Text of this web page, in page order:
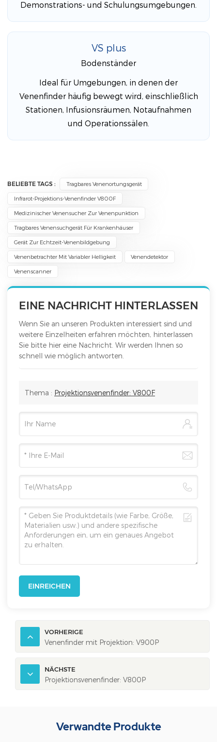
Demonstrations- und Schulungsumgebungen.
VS plus
Bodenständer
Ideal für Umgebungen, in denen der
Venenfinder häufig bewegt wird, einschließlich
Stationen, Infusionsräumen, Notaufnahmen
und Operationssälen.
BELIEBTE TAGS : Tragbares Venenortungsgerät
Infrarot-Projektions-Venenfinder V800F
Medizinischer Venensucher Zur Venenpunktion
Tragbares Venensuchgerät Für Krankenhäuser
Gerät Zur Echtzeit-Venenbildgebung
Venenbetrachter Mit Variabler Helligkeit Venendetektor
Venenscanner
EINE NACHRICHT HINTERLASSEN
Wenn Sie an unseren Produkten interessiert sind und
weitere Einzelheiten erfahren möchten, hinterlassen
Sie bitte hier eine Nachricht. Wir werden Ihnen so
schnell wie möglich antworten.
Thema : Projektionsvenenfinder: V800F
EINREICHEN
VORHERIGE
Venenfinder mit Projektion: V900P
NÄCHSTE
Projektionsvenenfinder: V800P
Verwandte Produkte